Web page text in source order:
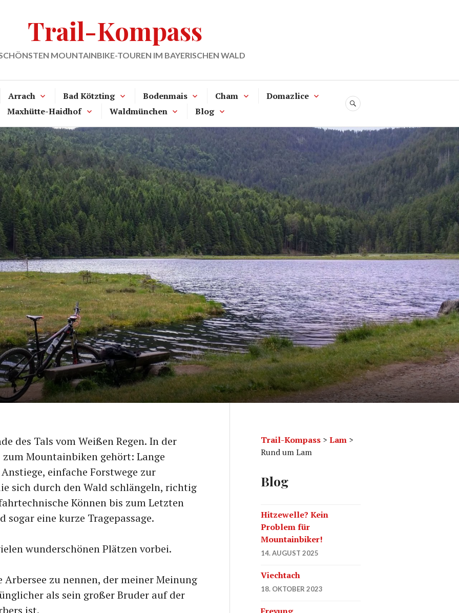
Trail-Kompass
MOUNTAINBIKE-TOUREN IM BAYERISCHEN WALD
Arrach Bad Kötzting Bodenmais Cham
Domazlice
Maxhütte-Haidhof
Waldmünchen Blog
SUCHE
des Tals vom Weißen Regen. In der
Mountainbiken gehört: Lange
einfache Forstwege zur
sich durch den Wald schlängeln, richtig
Können bis zum Letzten
sogar eine kurze Tragepassage.
wunderschönen Plätzen vorbei.
zu nennen, der meiner Meinung
als sein großer Bruder auf der
ist.
Trail-Kompass > Lam >
Rund um Lam
Blog
Hitzewelle? Kein
Problem für
Mountainbiker!
14. AUGUST 2025
Viechtach
18. OKTOBER 2023